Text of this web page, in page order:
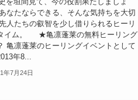
なたならできる、そんな気持ちを大切
人たちの叡智を少し借りられるヒーリ
イム。 ★亀凛蓬莱の無料ヒーリング
亀凛蓬莱のヒーリングイベントとして
年8...
年7月24日